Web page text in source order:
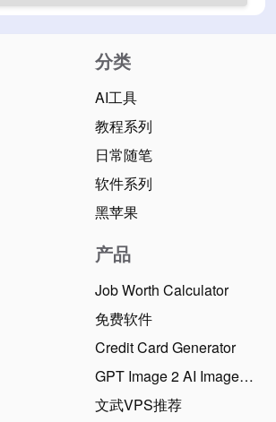
分类
AI工具
教程系列
日常随笔
软件系列
黑苹果
产品
Job Worth Calculator
免费软件
Credit Card Generator
GPT Image 2 AI Image Generator
文武VPS推荐